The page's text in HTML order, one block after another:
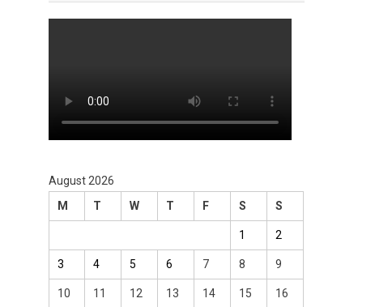
August 2026
M
T W T F S S
1 2
3 4 5 6 7 8 9
10 11 12 13 14 15 16